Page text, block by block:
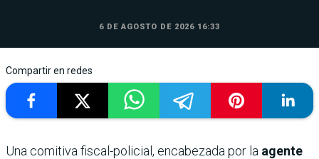
6 DE AGOSTO DE 2026 16:33
Compartir en redes
Una comitiva fiscal-policial, encabezada por la agente